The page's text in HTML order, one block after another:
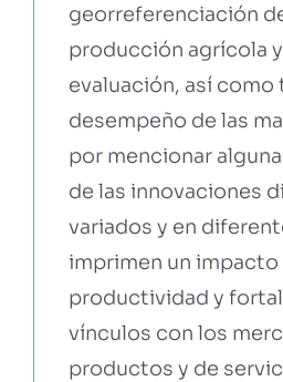
georreferenciación
producción agrícola y
evaluación, así como
desempeño de las
por mencionar
de las innovaciones
variados y en
imprimen un
productividad y
vínculos con los
productos y de